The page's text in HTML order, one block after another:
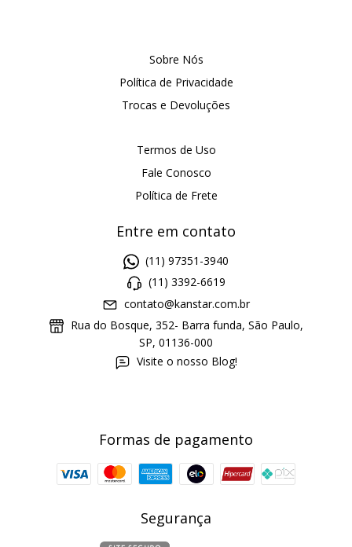
Sobre Nós
Política de Privacidade
Trocas e Devoluções
Termos de Uso
Fale Conosco
Política de Frete
Entre em contato
(11) 97351-3940
(11) 3392-6619
contato@kanstar.com.br
Rua do Bosque, 352- Barra funda, São Paulo,
SP, 01136-000
Visite o nosso Blog!
Formas de pagamento
Segurança